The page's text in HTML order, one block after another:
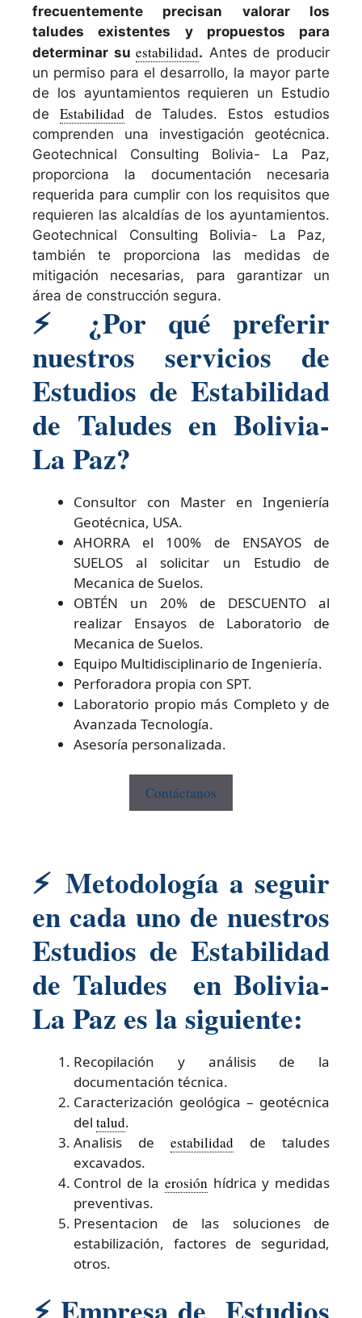
frecuentemente precisan valorar los
taludes existentes y propuestos para
determinar suestabilidad. Antes de producir
un permiso para el desarrollo, la mayor parte
de los ayuntamientos requieren un Estudio
de Estabilidad de Taludes. Estos estudios
comprenden una investigación geotécnica.
Geotechnical Consulting Bolivia- La Paz,
proporciona la documentación necesaria
requerida para cumplir con los requisitos que
requieren las alcaldías de los ayuntamientos.
Geotechnical Consulting Bolivia- La Paz,
también te proporciona las medidas de
mitigación necesarias, para garantizar un
área de construcción segura.
⚡
¿Por qué preferir
nuestros servicios de
Estudios de Estabilidad
de Taludes en Bolivia-
La Paz?
Consultor con Master en Ingeniería
Geotécnica, USA.
AHORRA el 100% de ENSAYOS de
SUELOS al solicitar un Estudio de
Mecanica de Suelos.
OBTÉN un 20% de DESCUENTO al
realizar Ensayos de Laboratorio de
Mecanica de Suelos.
Equipo Multidisciplinario de Ingeniería.
Perforadora propia con SPT.
Laboratorio propio más Completo y de
Avanzada Tecnología.
Asesoría personalizada.
Contáctanos
⚡ Metodología a seguir
en cada uno de nuestros
Estudios de Estabilidad
de Taludes en Bolivia-
La Paz es la siguiente:
Recopilación y análisis de la
documentación técnica.
Caracterización geológica – geotécnica
del talud.
Analisis de estabilidad de taludes
excavados.
Control de la erosión hídrica y medidas
preventivas.
Presentacion de las soluciones de
estabilización, factores de seguridad,
otros.